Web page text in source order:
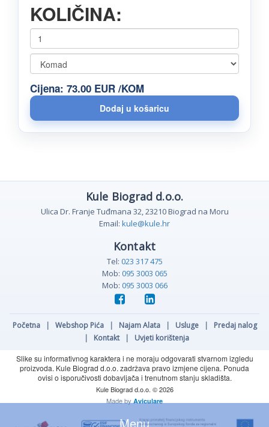
KOLIČINA:
Cijena: 73.00 EUR /KOM
Kule Biograd d.o.o.
Ulica Dr. Franje Tuđmana 32, 23210 Biograd na Moru
Email: kule@kule.hr
Kontakt
Tel: 023 317 475
Mob: 095 3003 065
Mob: 095 3003 066
Početna | Webshop Pića | Najam Alata | Usluge |
Predaj nalog
|
Kontakt |
Uvjeti korištenja
Slike su informativnog karaktera i ne moraju odgovarati stvarnom izgledu
proizvoda. Kule Biograd d.o.o. zadržava pravo izmjene cijena. Ponuda
ovisi o isporučivosti dobavljača i trenutnom stanju skladišta.
Kule Biograd d.o.o. © 2026
Made by Aviculare
Menu